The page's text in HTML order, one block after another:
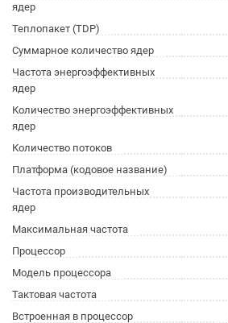
ядер
Теплопакет (TDP)
Суммарное количество ядер
Частота энергоэффективных
ядер
Количество энергоэффективных
ядер
Количество потоков
Платформа (кодовое название)
Частота производительных
ядер
Максимальная частота
Процессор
Модель процессора
Тактовая частота
Встроенная в процессор